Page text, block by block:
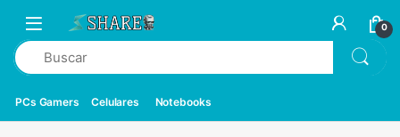
0
PCs Gamers Celulares Notebooks